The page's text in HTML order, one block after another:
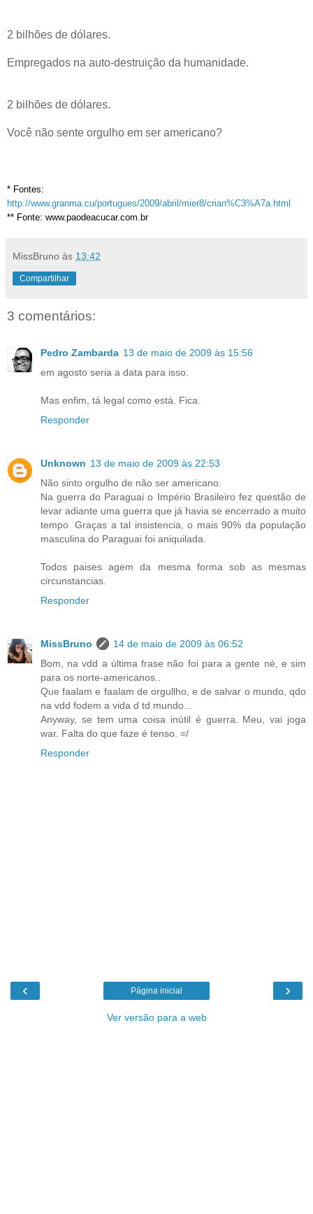
2 bilhões de dólares.
Empregados na auto-destruição da humanidade.
2 bilhões de dólares.
Você não sente orgulho em ser americano?
* Fontes:
http://www.granma.cu/portugues/2009/abril/mier8/crian%C3%A7a.html
** Fonte: www.paodeacucar.com.br
MissBruno às 13:42
Compartilhar
3 comentários:
Pedro Zambarda 13 de maio de 2009 às 15:56
em agosto seria a data para isso.
Mas enfim, tá legal como está. Fica.
Responder
Unknown 13 de maio de 2009 às 22:53
Não sinto orgulho de não ser americano.
Na guerra do Paraguai o Império Brasileiro fez questão de
levar adiante uma guerra que já havia se encerrado a muito
tempo. Graças a tal insistencia, o mais 90% da população
masculina do Paraguai foi aniquilada.
Todos paises agem da mesma forma sob as mesmas
circunstancias.
Responder
MissBruno
14 de maio de 2009 às 06:52
Bom, na vdd a última frase não foi para a gente né, e sim
para os norte-americanos..
Que faalam e faalam de orgullho, e de salvar o mundo, qdo
na vdd fodem a vida d td mundo...
Anyway, se tem uma coisa inútil é guerra. Meu, vai joga
war. Falta do que faze é tenso. =/
Responder
‹ ›
Página inicial
Ver versão para a web